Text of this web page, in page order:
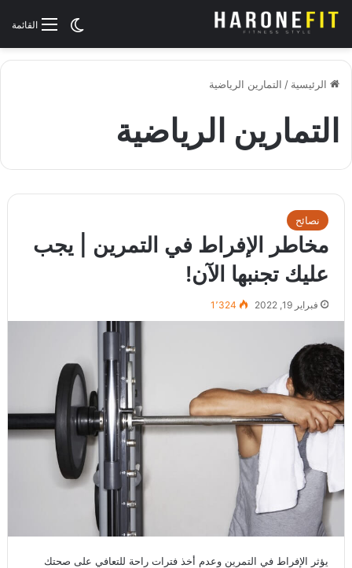
القائمةالوضع
الرئيسية / التمارين الرياضية
التمارين الرياضية
نصائح
مخاطر الإفراط في التمرين | يجب
عليك تجنبها الآن!
فبراير 19, 2022 1٬324
يؤثر الإفراط في التمرين وعدم أخذ فترات راحة للتعافي على صحتك